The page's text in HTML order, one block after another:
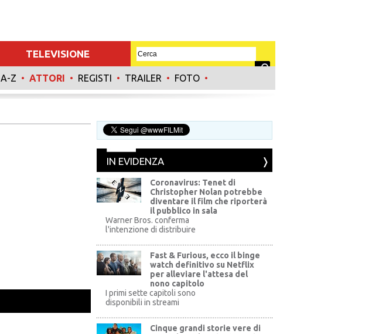
TELEVISIONE
Z • ATTORI • REGISTI • TRAILER • FOTO •
IN EVIDENZA
WB
Coronavirus: Tenet di
Christopher Nolan potrebbe
diventare il film che riporterà
il pubblico in sala
Warner Bros. conferma
l'intenzione di distribuire
Fast & Furious, ecco il binge
watch definitivo su Netflix
per alleviare l'attesa del
nono capitolo
I primi sette capitoli sono
disponibili in streami
Cinque grandi storie vere di